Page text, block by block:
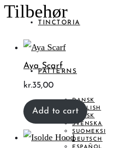
TINCTORIA
PATTERNS
DANSK
ENGLISH
NORSK
SVENSKA
SUOMEKSI
DEUTSCH
Tilbehør
Aya Scarf
kr.35,00
Add to cart